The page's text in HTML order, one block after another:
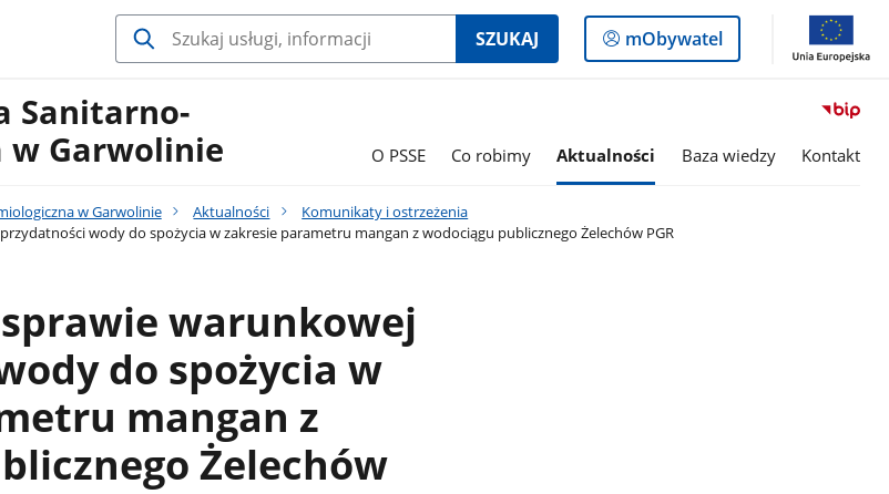
SZUKAJ
Logowanie
do
mObywatel
Sanitarno-
w Garwolinie
O PSSE Co robimy Aktualności Baza wiedzy Kontakt
w Garwolinie Aktualności
Komunikaty i ostrzeżenia
wody do spożycia w zakresie parametru mangan z wodociągu publicznego Żelechów PGR
warunkowej
do spożycia w
mangan z
Żelechów